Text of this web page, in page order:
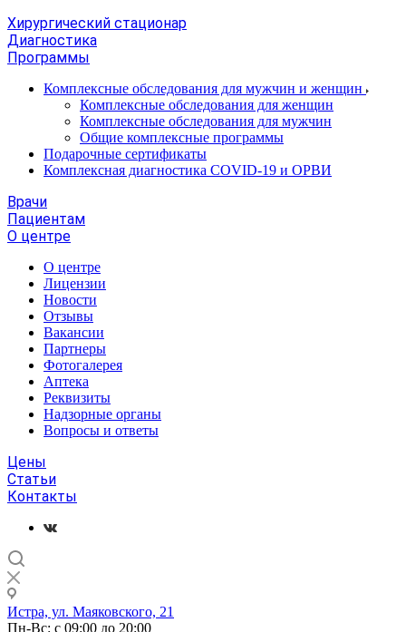
Хирургический стационар
Диагностика
Программы
Комплексные обследования для мужчин и женщин
Комплексные обследования для женщин
Комплексные обследования для мужчин
Общие комплексные программы
Подарочные сертификаты
Комплексная диагностика COVID-19 и ОРВИ
Врачи
Пациентам
О центре
О центре
Лицензии
Новости
Отзывы
Вакансии
Партнеры
Фотогалерея
Аптека
Реквизиты
Надзорные органы
Вопросы и ответы
Цены
Статьи
Контакты
Истра, ул. Маяковского, 21
Пн-Вс: с 09:00 до 20:00